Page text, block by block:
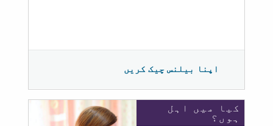
اپنا بیلنس چیک کریں
کیا میں اہل
ہوں؟